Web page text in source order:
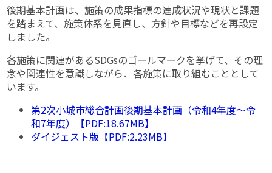
後期基本計画は、施策の成果指標の達成状況や現状と課題
を踏まえて、施策体系を見直し、方針や目標などを再設定
しました。
各施策に関連があるSDGsのゴールマークを挙げて、その理
念や関連性を意識しながら、各施策に取り組むこととして
います。
第2次小城市総合計画後期基本計画（令和4年度～令
和7年度）【PDF:18.67MB】
ダイジェスト版【PDF:2.23MB】